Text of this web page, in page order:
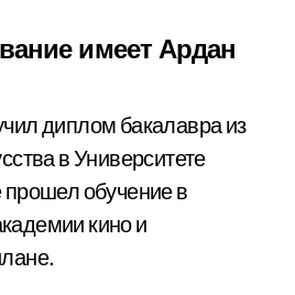
имеет Ардан
диплом бакалавра из
в Университете
обучение в
кино и